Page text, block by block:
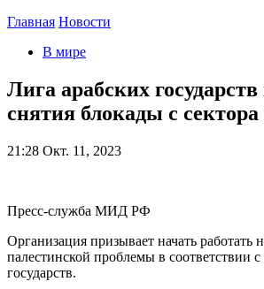
Главная Новости
В мире
Лига арабских государств
снятия блокады с сектора
21:28 Окт. 11, 2023
Пресс-служба МИД РФ
Организация призывает начать работать
палестинской проблемы в соответствии
государств.